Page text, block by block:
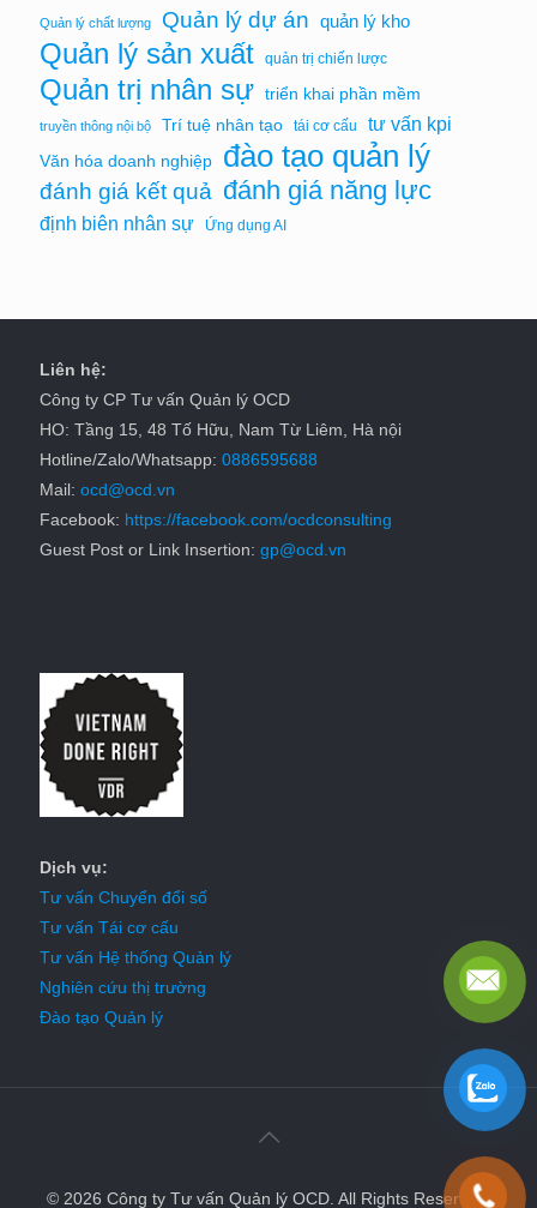
Quản lý chất lượng Quản lý dự án quản lý kho
Quản lý sản xuất quản trị chiến lược
Quản trị nhân sự triển khai phần mềm
truyền thông nội bộ Trí tuệ nhân tạo tái cơ cấu tư vấn kpi
Văn hóa doanh nghiệp đào tạo quản lý
đánh giá kết quả đánh giá năng lực
định biên nhân sự Ứng dụng AI
Liên hệ:
Công ty CP Tư vấn Quản lý OCD
HO: Tầng 15, 48 Tố Hữu, Nam Từ Liêm, Hà nội
Hotline/Zalo/Whatsapp: 0886595688
Mail: ocd@ocd.vn
Facebook: https://facebook.com/ocdconsulting
Guest Post or Link Insertion: gp@ocd.vn
Dịch vụ:
Tư vấn Chuyển đổi số
Tư vấn Tái cơ cấu
Tư vấn Hệ thống Quản lý
Nghiên cứu thị trường
Đào tạo Quản lý
© 2026 Công ty Tư vấn Quản lý OCD. All Rights Reserved.